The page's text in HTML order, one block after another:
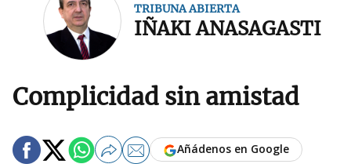
TRIBUNA ABIERTA
IÑAKI ANASAGASTI
Complicidad sin amistad
Añádenos en Google